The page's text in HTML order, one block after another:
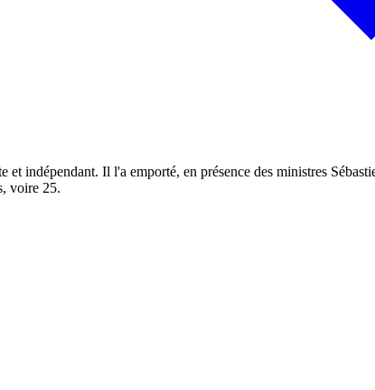
indépendant. Il l'a emporté, en présence des ministres
voire 25.